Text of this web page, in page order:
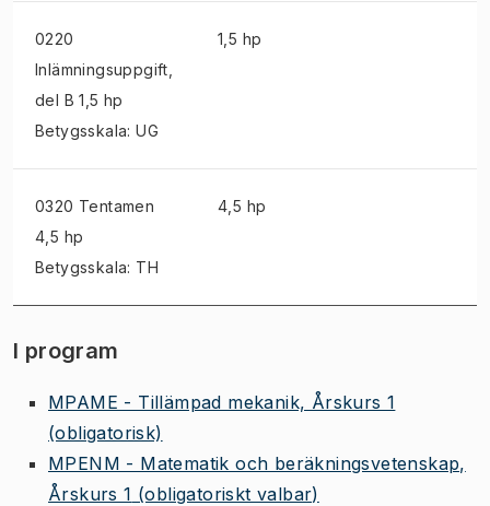
0220
Inlämningsuppgift
del B 1,5 hp
Betygsskala: UG
1,5 hp
0320 Tentamen
4,5 hp
Betygsskala: TH
4,5 hp
I program
MPAME - Tillämpad mekanik, Årskurs 1
(obligatorisk)
MPENM - Matematik och beräkningsvetenskap,
Årskurs 1 (obligatoriskt valbar)